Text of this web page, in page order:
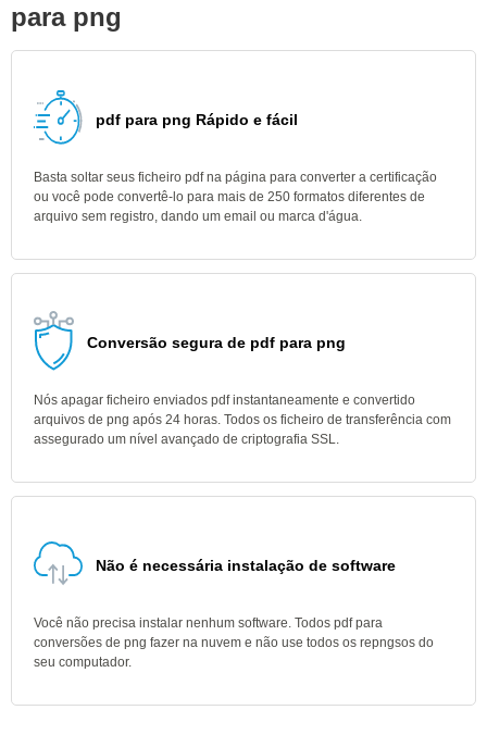
para png
pdf para png Rápido e fácil
Basta soltar seus ficheiro pdf na página para converter a certificação
ou você pode convertê-lo para mais de 250 formatos diferentes de
arquivo sem registro, dando um email ou marca d'água.
Conversão segura de pdf para png
Nós apagar ficheiro enviados pdf instantaneamente e convertido
arquivos de png após 24 horas. Todos os ficheiro de transferência com
assegurado um nível avançado de criptografia SSL.
Não é necessária instalação de software
Você não precisa instalar nenhum software. Todos pdf para
conversões de png fazer na nuvem e não use todos os repngsos do
seu computador.